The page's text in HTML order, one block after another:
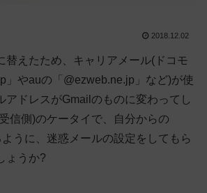
2018.12.02
替えたため、キャリアメール(ドコモ
」やauの「@ezweb.ne.jp」など)が使
アドレスがGmailのものに変わってし
信側)のケータイで、自分からの
うに、迷惑メールの設定をしてもら
ょうか?